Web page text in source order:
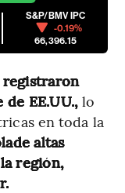
S&P/BMV IPC
-0.19%
66,396.15
registraron
EE.UU., lo
en toda la
altas
región,